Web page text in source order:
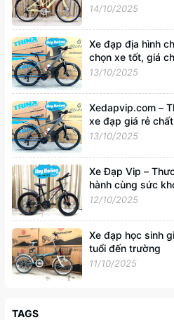
14/10/2025
Xe đạp địa hình
chọn xe tốt, giá
Xedapvip.com
13/10/2025
Xedapvip.com –
xe đạp giá rẻ
13/10/2025
Xe Đạp Vip –
hành cùng sức
12/10/2025
Xe đạp học sinh
tuổi đến trường
11/10/2025
TAGS